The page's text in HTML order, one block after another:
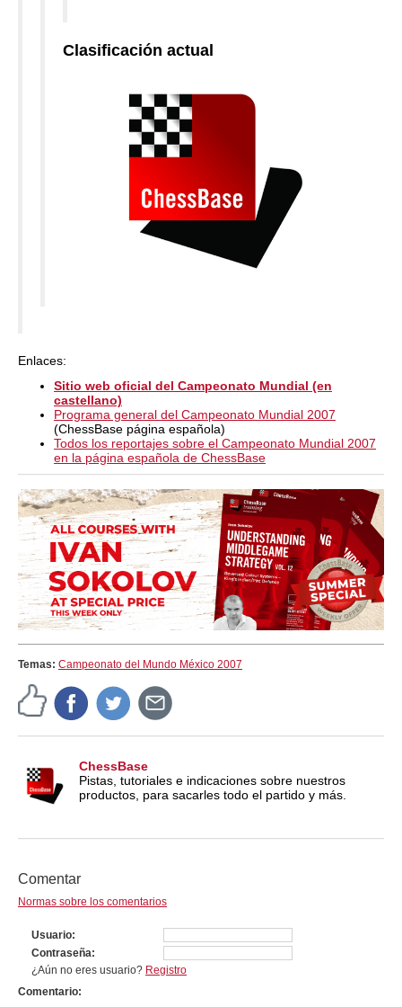
Clasificación actual
Enlaces:
Sitio web oficial del Campeonato Mundial (en
castellano)
Programa general del Campeonato Mundial 2007
(ChessBase página española)
Todos los reportajes sobre el Campeonato Mundial 2007
en la página española de ChessBase
Temas: Campeonato del Mundo México 2007
ChessBase
Pistas, tutoriales e indicaciones sobre nuestros
productos, para sacarles todo el partido y más.
Comentar
Normas sobre los comentarios
Usuario
Contraseña
¿Aún no eres usuario? Registro
Comentario